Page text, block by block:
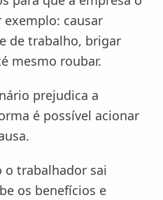
exemplo: causar
de trabalho, brigar
mesmo roubar.
prejudica a
é possível acionar
o trabalhador sai
os benefícios e